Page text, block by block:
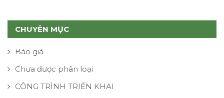
CHUYÊN MỤC
Báo giá
Chưa được phân loại
CÔNG TRÌNH TRIỂN KHAI